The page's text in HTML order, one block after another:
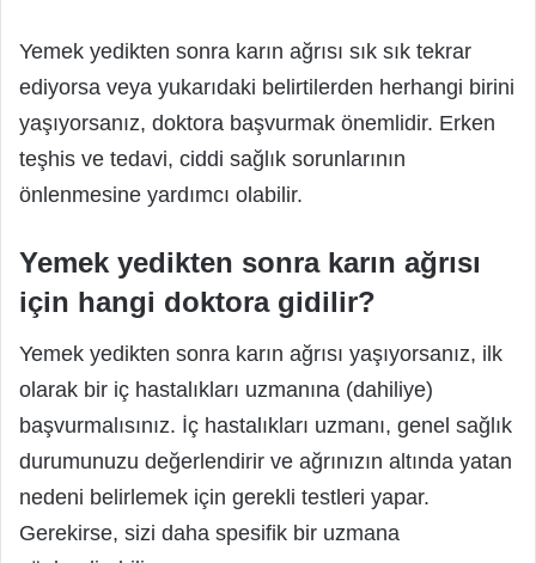
Yemek yedikten sonra karın ağrısı sık sık tekrar
ediyorsa veya yukarıdaki belirtilerden herhangi birini
yaşıyorsanız, doktora başvurmak önemlidir. Erken
teşhis ve tedavi, ciddi sağlık sorunlarının
önlenmesine yardımcı olabilir.
Yemek yedikten sonra karın ağrısı
için hangi doktora gidilir?
Yemek yedikten sonra karın ağrısı yaşıyorsanız, ilk
olarak bir iç hastalıkları uzmanına (dahiliye)
başvurmalısınız. İç hastalıkları uzmanı, genel sağlık
durumunuzu değerlendirir ve ağrınızın altında yatan
nedeni belirlemek için gerekli testleri yapar.
Gerekirse, sizi daha spesifik bir uzmana